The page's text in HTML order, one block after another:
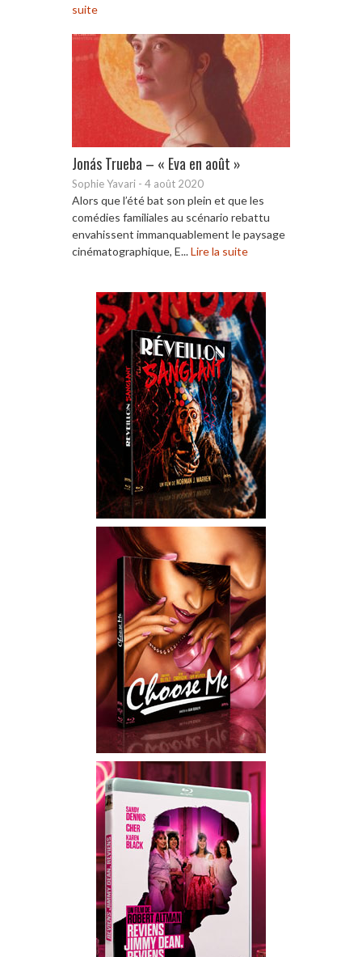
suite
Jonás Trueba – « Eva en août »
Sophie Yavari - 4 août 2020
Alors que l’été bat son plein et que les
comédies familiales au scénario rebattu
envahissent immanquablement le paysage
cinématographique, E...Lire la suite